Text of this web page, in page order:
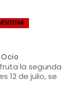
la segunda
12 de julio, se